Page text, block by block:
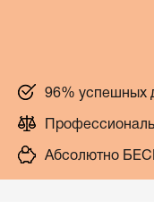
96% успешных
Абсолютно